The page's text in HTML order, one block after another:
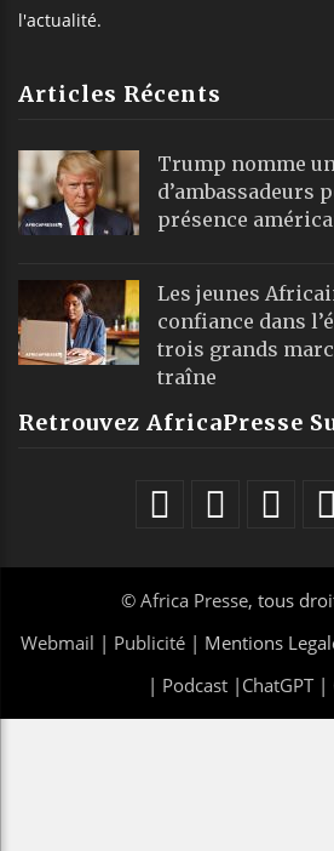
l'actualité.
Articles Récents
Trump nomme
d’ambassadeurs
présence
Les jeunes
confiance dans
trois grands
traîne
Retrouvez AfricaPresse
© Africa Presse, tous
Webmail | Publicité | Mentions
| Podcast| ChatGPT|